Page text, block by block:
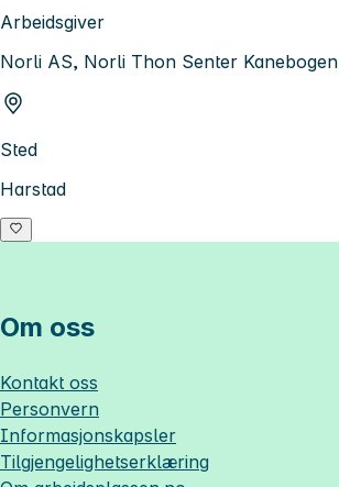
Arbeidsgiver
Norli AS, Norli Thon Senter Kanebogen
Sted
Harstad
Om oss
Kontakt oss
Personvern
Informasjonskapsler
Tilgjengelighetserklæring